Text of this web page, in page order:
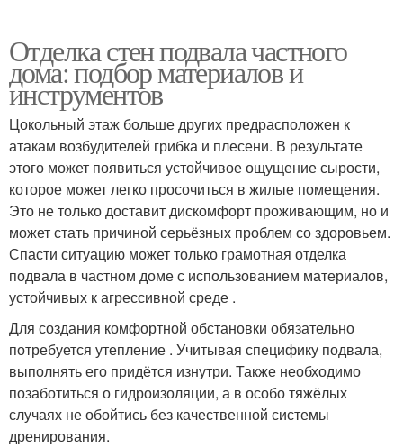
Отделка стен подвала частного
дома: подбор материалов и
инструментов
Цокольный этаж больше других предрасположен к
атакам возбудителей грибка и плесени. В результате
этого может появиться устойчивое ощущение сырости,
которое может легко просочиться в жилые помещения.
Это не только доставит дискомфорт проживающим, но и
может стать причиной серьёзных проблем со здоровьем.
Спасти ситуацию может только грамотная отделка
подвала в частном доме с использованием материалов,
устойчивых к агрессивной среде .
Для создания комфортной обстановки обязательно
потребуется утепление . Учитывая специфику подвала,
выполнять его придётся изнутри. Также необходимо
позаботиться о гидроизоляции, а в особо тяжёлых
случаях не обойтись без качественной системы
дренирования.